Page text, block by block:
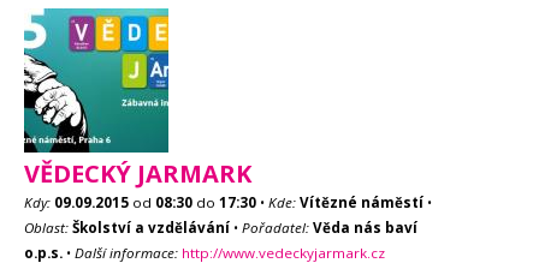
VĚDECKÝ JARMARK
Kdy: 09.09.2015 od 08:30 do 17:30 • Kde: Vítězné náměstí •
Oblast: Školství a vzdělávání • Pořadatel: Věda nás baví
o.p.s. • Další informace: http://www.vedeckyjarmark.cz